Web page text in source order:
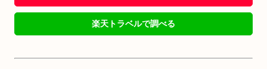
楽天トラベルで調べる